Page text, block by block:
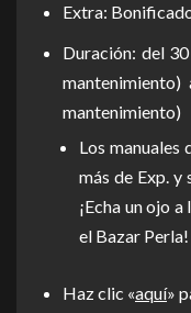
Extra:
Duración: del
mantenimiento)
Los manuales
más de Exp. y
¡Echa un ojo
el Bazar Perla!
Haz clic «aquí»